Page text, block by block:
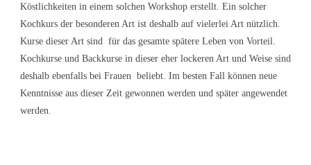
Köstlichkeiten in einem solchen Workshop erstellt. Ein solcher
Kochkurs der besonderen Art ist deshalb auf vielerlei Art nützlich.
Kurse dieser Art sind für das gesamte spätere Leben von Vorteil.
Kochkurse und Backkurse in dieser eher lockeren Art und Weise sind
deshalb ebenfalls bei Frauen beliebt. Im besten Fall können neue
Kenntnisse aus dieser Zeit gewonnen werden und später angewendet
werden.